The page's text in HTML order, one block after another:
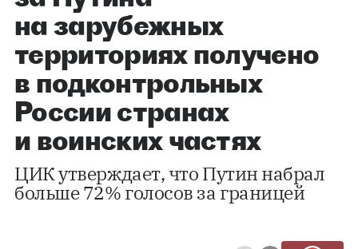
на зарубежных
территориях получено
в подконтрольных
России странах
и воинских частях
ЦИК утверждает, что Путин набрал
больше 72% голосов за границей